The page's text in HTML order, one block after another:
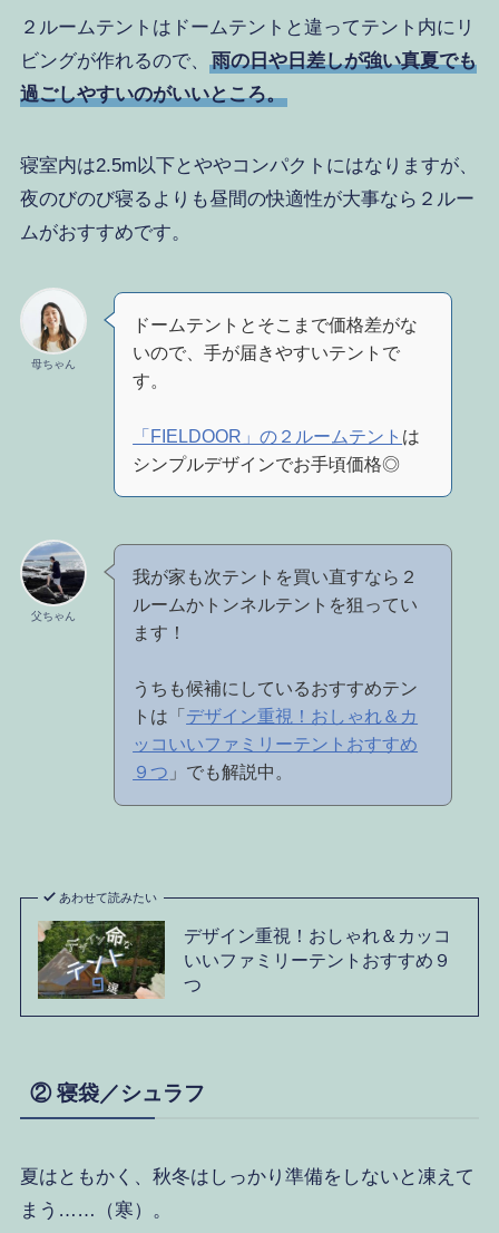
２ルームテントはドームテントと違ってテント内にリ
ビングが作れるので、
雨の日や日差しが強い真夏でも
過ごしやすいのがいいところ。
寝室内は2.5m以下とややコンパクトにはなりますが、
夜のびのび寝るよりも昼間の快適性が大事なら２ルー
ムがおすすめです。
母ちゃん
ドームテントとそこまで価格差がな
いので、手が届きやすいテントで
す。
「FIELDOOR」の２ルームテント は
シンプルデザインでお手頃価格◎
父ちゃん
我が家も次テントを買い直すなら２
ルームかトンネルテントを狙ってい
ます！
うちも候補にしているおすすめテン
トは「 デザイン重視！おしゃれ＆カ
ッコいいファミリーテントおすすめ
９つ 」でも解説中。
あわせて読みたい
デザイン重視！おしゃれ＆カッコ
いいファミリーテントおすすめ９
つ
② 寝袋／シュラフ
夏はともかく、秋冬はしっかり準備をしないと凍えて
まう……（寒）。